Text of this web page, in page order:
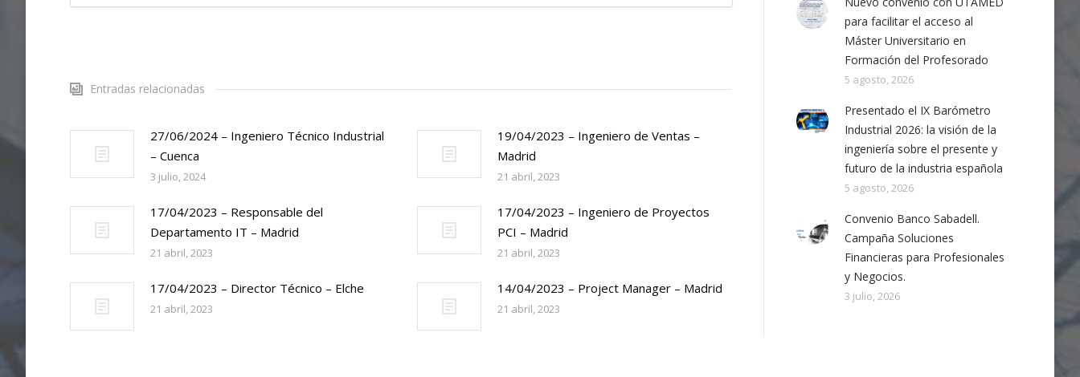
Entradas relacionadas
27/06/2024 – Ingeniero Técnico Industrial
– Cuenca
3 julio, 2024
19/04/2023 – Ingeniero de Ventas –
Madrid
21 abril, 2023
17/04/2023 – Responsable del
Departamento IT – Madrid
21 abril, 2023
17/04/2023 – Ingeniero de Proyectos
PCI – Madrid
21 abril, 2023
17/04/2023 – Director Técnico – Elche
21 abril, 2023
14/04/2023 – Project Manager – Madrid
21 abril, 2023
para facilitar el acceso al
Máster Universitario en
Formación del Profesorado
5 agosto, 2026
Presentado el IX Barómetro
Industrial 2026: la visión de la
ingeniería sobre el presente y
futuro de la industria española
5 agosto, 2026
Convenio Banco Sabadell.
Campaña Soluciones
Financieras para Profesionales
y Negocios.
3 julio, 2026